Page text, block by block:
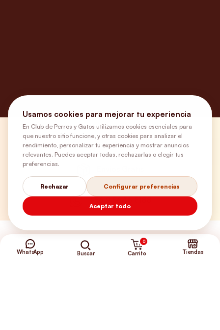
¿Necesitas ayuda?
WhatsApp Buscar
0
Carrito Tiendas
Usamos cookies para mejorar tu experiencia
En Club de Perros y Gatos utilizamos cookies esenciales para
que nuestro sitio funcione, y otras cookies para analizar el
rendimiento, personalizar tu experiencia y mostrar anuncios
relevantes. Puedes aceptar todas, rechazarlas o elegir tus
preferencias.
Rechazar Configurar preferencias
Aceptar todo